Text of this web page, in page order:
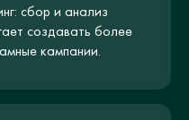
сбор и анализ
создавать более
кампании.